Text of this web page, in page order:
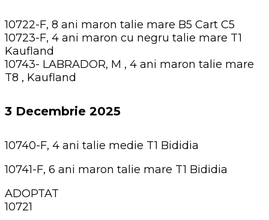
10722-F, 8 ani maron talie mare B5 Cart C5
10723-F, 4 ani maron cu negru talie mare T1
Kaufland
10743- LABRADOR, M , 4 ani maron talie mare
T8 , Kaufland
3 Decembrie 2025
10740-F, 4 ani talie medie T1 Bididia
10741-F, 6 ani maron talie mare T1 Bididia
ADOPTAT
10721